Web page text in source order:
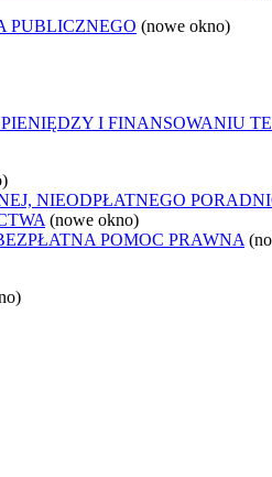
PUBLICZNEGO (nowe okno)
I FINANSOWANIU
NIEODPŁATNEGO
(nowe okno)
POMOC PRAWNA